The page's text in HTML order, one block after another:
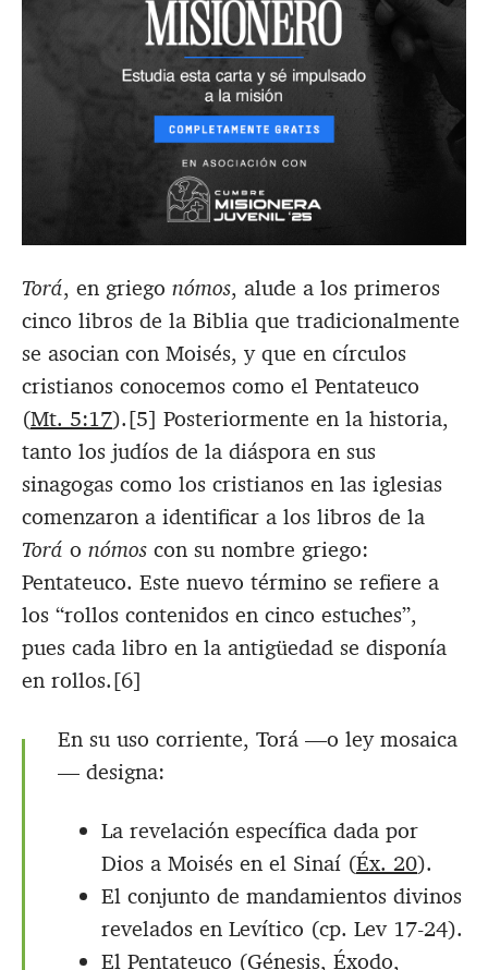
Torá, en griego nómos, alude a los primeros
cinco libros de la Biblia que tradicionalmente
se asocian con Moisés, y que en círculos
cristianos conocemos como el Pentateuco
(Mt. 5:17).[5] Posteriormente en la historia,
tanto los judíos de la diáspora en sus
sinagogas como los cristianos en las iglesias
comenzaron a identificar a los libros de la
Torá o nómos con su nombre griego:
Pentateuco. Este nuevo término se refiere a
los “rollos contenidos en cinco estuches”,
pues cada libro en la antigüedad se disponía
en rollos.[6]
En su uso corriente, Torá —o ley mosaica
— designa:
La revelación específica dada por
Dios a Moisés en el Sinaí (Éx. 20).
El conjunto de mandamientos divinos
revelados en Levítico (cp. Lev 17-24).
El Pentateuco (Génesis, Éxodo,